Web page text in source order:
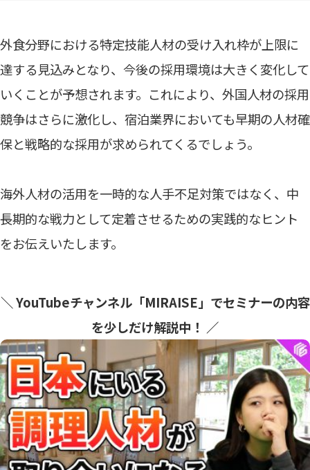
外食分野における特定技能人材の受け入れ枠が上限に
達する見込みとなり、今後の採用環境は大きく変化して
いくことが予想されます。これにより、外国人材の採用
競争はさらに激化し、宿泊業界においても早期の人材確
保と戦略的な採用が求められてくるでしょう。
海外人材の活用を一時的な人手不足対策ではなく、中
長期的な戦力として定着させるための実践的なヒント
をお伝えいたします。
＼ YouTubeチャンネル「MIRAISE」でセミナーの内容
を少しだけ解説中！ ／